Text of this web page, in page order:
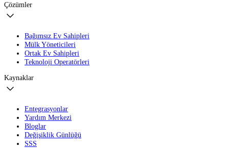
Çözümler
Bağımsız Ev Sahipleri
Mülk Yöneticileri
Ortak Ev Sahipleri
Teknoloji Operatörleri
Kaynaklar
Entegrasyonlar
Yardım Merkezi
Bloglar
Değişiklik Günlüğü
SSS